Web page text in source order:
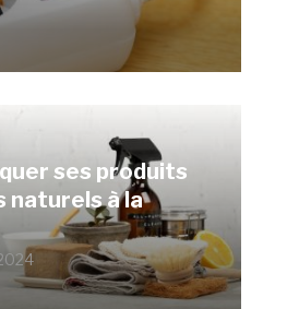
ses produits
naturels à la